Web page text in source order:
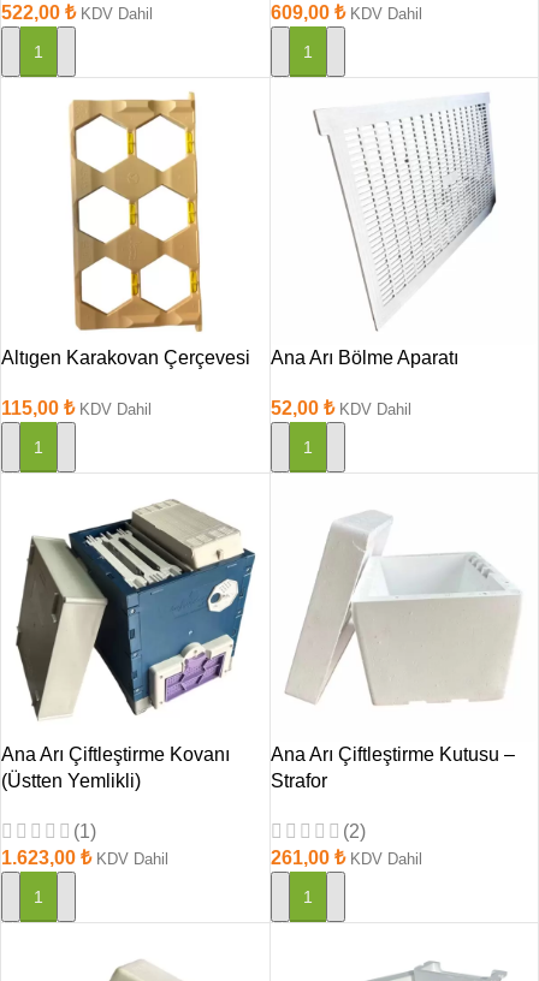
522,00 ₺ KDV Dahil
SEPETE EKLE
609,00 ₺ KDV Dahil
SEPETE EKLE
Altıgen Karakovan Çerçevesi
115,00 ₺ KDV Dahil
SEPETE EKLE
Ana Arı Bölme Aparatı
52,00 ₺ KDV Dahil
SEPETE EKLE
Ana Arı Çiftleştirme Kovanı
(Üstten Yemlikli)
(1)
1.623,00 ₺ KDV Dahil
SEPETE EKLE
Ana Arı Çiftleştirme Kutusu –
Strafor
(2)
261,00 ₺ KDV Dahil
SEPETE EKLE